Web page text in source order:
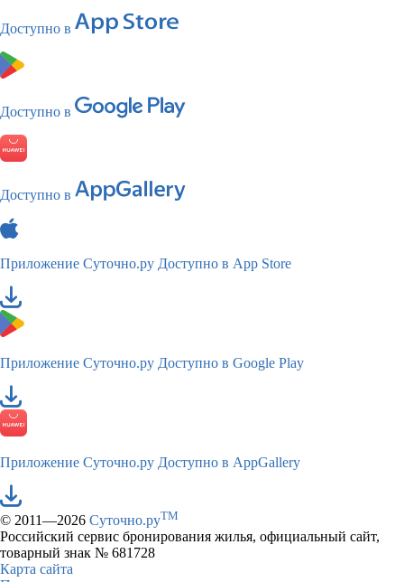
Доступно в
Доступно в
Доступно в
Приложение Суточно.ру Доступно в App Store
Приложение Суточно.ру Доступно в Google Play
Приложение Суточно.ру Доступно в AppGallery
© 2011—2026 Суточно.руTM
Российский сервис бронирования жилья, официальный сайт,
товарный знак № 681728
Карта сайта